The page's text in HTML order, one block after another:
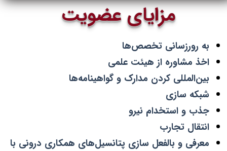
مزایای عضویت
به رورزسانی تخصص‌ها
اخذ مشاوره از هیئت علمی
بین‌المللی کردن مدارک و گواهینامه‌ها
شبکه سازی
جذب و استخدام نیرو
انتقال تجارب
معرفی و بالفعل سازی پتانسیل‌های همکاری درونی با